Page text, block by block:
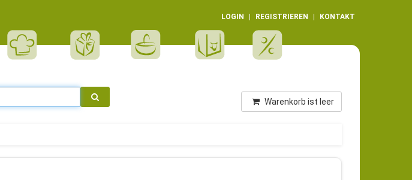
LOGIN REGISTRIEREN KONTAKT
Warenkorb ist leer